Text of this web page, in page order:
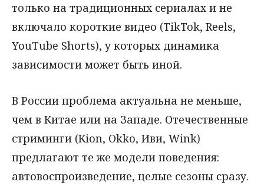
только на традиционных сериалах и не
включало короткие видео (TikTok, Reels,
YouTube Shorts), у которых динамика
зависимости может быть иной.
В России проблема актуальна не меньше,
чем в Китае или на Западе. Отечественные
стриминги (Kion, Okko, Иви, Wink)
предлагают те же модели поведения:
автовоспроизведение, целые сезоны сразу.